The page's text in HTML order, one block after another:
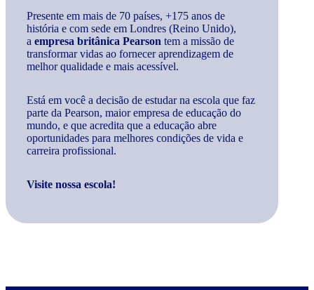
Presente em mais de 70 países, +175 anos de
história e com sede em Londres (Reino Unido),
a empresa britânica Pearson tem a missão de
transformar vidas ao fornecer aprendizagem de
melhor qualidade e mais acessível.
Está em você a decisão de estudar na escola que faz
parte da Pearson, maior empresa de educação do
mundo, e que acredita que a educação abre
oportunidades para melhores condições de vida e
carreira profissional.
Visite nossa escola!